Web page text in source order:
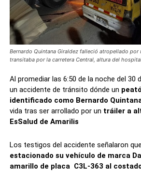
Bernardo Quintana Giraldez falleció atropellado por
transitaba por la carretera Central, altura del
Al promediar las 6:50 de la noche del 30
un accidente de tránsito dónde un
identificado como Bernardo
vida tras ser arrollado por un tráiler a
EsSalud de Amarilis
Los testigos del accidente señalaron
estacionado su vehículo de marca
amarillo de placa C3L-363 al